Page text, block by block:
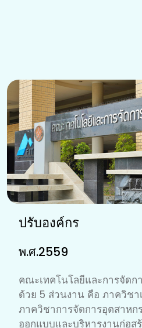
ปรับองค์กร
พ.ศ.2559
คณะเทคโนโลยีและการจัดก
ด้วย 5 ส่วนงาน คือ ภาควิชา
ภาควิชาการจัดการอุตสาหก
ออกแบบและบริหารงานก่อส